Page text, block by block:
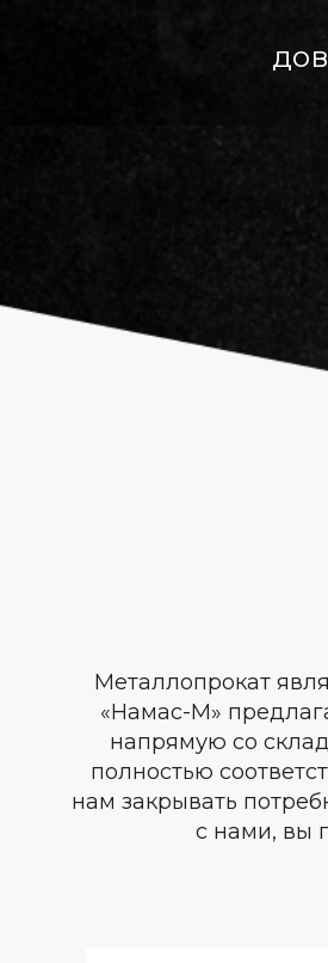
Металлопрокат
«Намас-М»
напрямую со
полностью
нам закрывать
с нами, вы